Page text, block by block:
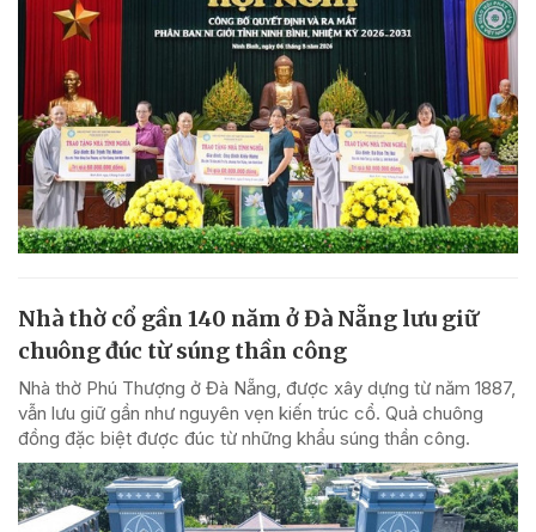
Nhà thờ cổ gần 140 năm ở Đà Nẵng lưu giữ
chuông đúc từ súng thần công
Nhà thờ Phú Thượng ở Đà Nẵng, được xây dựng từ năm 1887,
vẫn lưu giữ gần như nguyên vẹn kiến trúc cổ. Quả chuông
đồng đặc biệt được đúc từ những khẩu súng thần công.